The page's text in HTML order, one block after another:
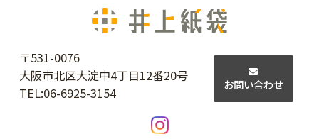
〒531-0076
大阪市北区大淀中4丁目12番20号
TEL:06-6925-3154
お問い合わせ